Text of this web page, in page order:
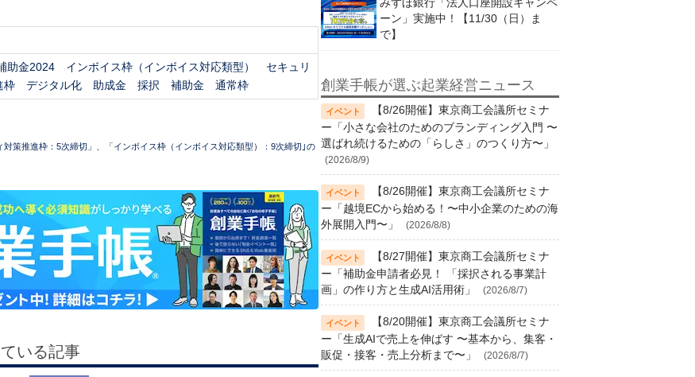
助金2024 インボイス枠（インボイス対応類型）
セキュリ
枠
デジタル化 助成金 採択 補助金 通常枠
策推進枠：5次締切」、「インボイス枠（インボイス対応類型）：9次締切｣の
いる記事
ーン」実施中！【11/30（日）ま
で】
創業手帳が選ぶ起業経営ニュース
【8/26開催】東京商工会議所セミナ
ー「小さな会社のためのブランディング入門 〜
選ばれ続けるための「らしさ」のつくり方〜」
(2026/8/9)
【8/26開催】東京商工会議所セミナ
ー「越境ECから始める！〜中小企業のための海
外展開入門〜」
(2026/8/8)
【8/27開催】東京商工会議所セミナ
ー「補助金申請者必見！ 「採択される事業計
画」の作り方と生成AI活用術」
(2026/8/7)
【8/20開催】東京商工会議所セミナ
ー「生成AIで売上を伸ばす 〜基本から、集客・
販促・接客・売上分析まで〜」
(2026/8/7)